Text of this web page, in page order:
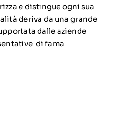
e distingue ogni sua
deriva da una grande
dalle aziende
di fama